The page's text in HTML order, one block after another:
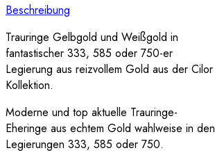
Beschreibung
Trauringe Gelbgold und Weißgold in
fantastischer 333, 585 oder 750-er
Legierung aus reizvollem Gold aus der Cilor
Kollektion.
Moderne und top aktuelle Trauringe-
Eheringe aus echtem Gold wahlweise in den
Legierungen 333, 585 oder 750.